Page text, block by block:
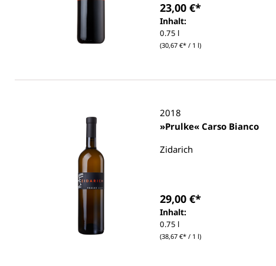
Inhalt:
0.75 l
(30,67 €* / 1 l)
23,00 €*
2018
»Prulke« Carso Bianco
Zidarich
Inhalt:
0.75 l
(38,67 €* / 1 l)
29,00 €*